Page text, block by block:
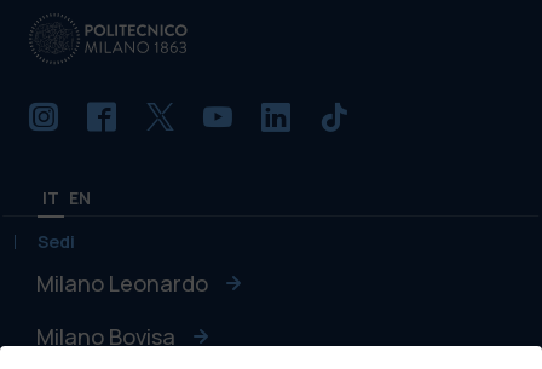
IT EN
Sedi
Milano Leonardo
Milano Bovisa